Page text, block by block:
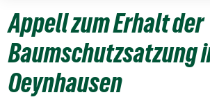
Appell zum Erhalt der
Baumschutzsatzung
Oeynhausen